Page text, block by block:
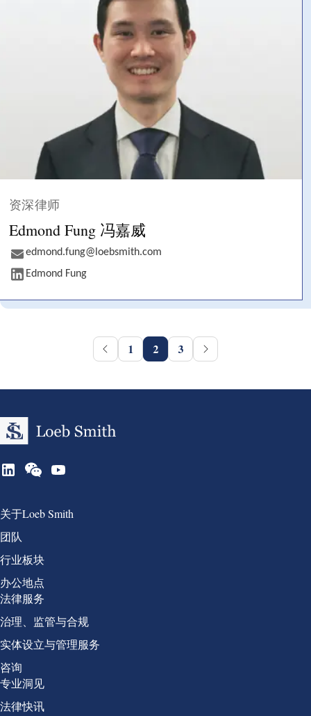
资深律师
Edmond Fung 冯嘉威
edmond.fung@loebsmith.com
Edmond Fung
1 2 3
Group 1
关于Loeb Smith
团队
行业板块
办公地点
Group 2
法律服务
治理、监管与合规
实体设立与管理服务
咨询
Group 3
专业洞见
法律快讯